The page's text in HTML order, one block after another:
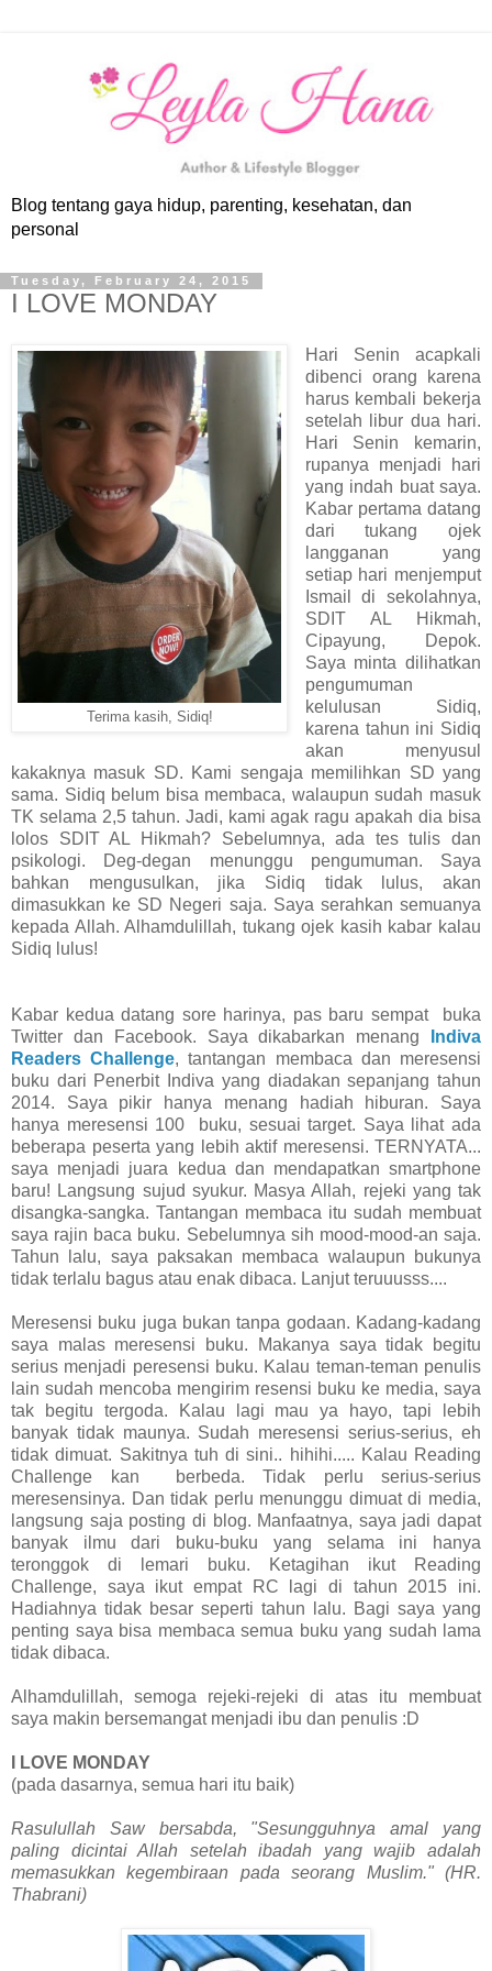
Blog tentang gaya hidup, parenting, kesehatan, dan
personal
Tuesday, February 24, 2015
I LOVE MONDAY
Terima kasih, Sidiq!
Hari Senin acapkali
dibenci orang karena
harus kembali bekerja
setelah libur dua hari.
Hari Senin kemarin,
rupanya menjadi hari
yang indah buat saya.
Kabar pertama datang
dari tukang ojek
langganan yang
setiap hari menjemput
Ismail di sekolahnya,
SDIT AL Hikmah,
Cipayung, Depok.
Saya minta dilihatkan
pengumuman
kelulusan Sidiq,
karena tahun ini Sidiq
akan menyusul
kakaknya masuk SD. Kami sengaja memilihkan SD yang
sama. Sidiq belum bisa membaca, walaupun sudah masuk
TK selama 2,5 tahun. Jadi, kami agak ragu apakah dia bisa
lolos SDIT AL Hikmah? Sebelumnya, ada tes tulis dan
psikologi. Deg-degan menunggu pengumuman. Saya
bahkan mengusulkan, jika Sidiq tidak lulus, akan
dimasukkan ke SD Negeri saja. Saya serahkan semuanya
kepada Allah. Alhamdulillah, tukang ojek kasih kabar kalau
Sidiq lulus!
Kabar kedua datang sore harinya, pas baru sempat buka
Twitter dan Facebook. Saya dikabarkan menang
Indiva
Readers Challenge, tantangan membaca dan meresensi
buku dari Penerbit Indiva yang diadakan sepanjang tahun
2014. Saya pikir hanya menang hadiah hiburan. Saya
hanya meresensi 100 buku, sesuai target. Saya lihat ada
beberapa peserta yang lebih aktif meresensi. TERNYATA...
saya menjadi juara kedua dan mendapatkan smartphone
baru! Langsung sujud syukur. Masya Allah, rejeki yang tak
disangka-sangka. Tantangan membaca itu sudah membuat
saya rajin baca buku. Sebelumnya sih mood-mood-an saja.
Tahun lalu, saya paksakan membaca walaupun bukunya
tidak terlalu bagus atau enak dibaca. Lanjut teruuusss....
Meresensi buku juga bukan tanpa godaan. Kadang-kadang
saya malas meresensi buku. Makanya saya tidak begitu
serius menjadi peresensi buku. Kalau teman-teman penulis
lain sudah mencoba mengirim resensi buku ke media, saya
tak begitu tergoda. Kalau lagi mau ya hayo, tapi lebih
banyak tidak maunya. Sudah meresensi serius-serius, eh
tidak dimuat. Sakitnya tuh di sini.. hihihi..... Kalau Reading
Challenge kan berbeda. Tidak perlu serius-serius
meresensinya. Dan tidak perlu menunggu dimuat di media,
langsung saja posting di blog. Manfaatnya, saya jadi dapat
banyak ilmu dari buku-buku yang selama ini hanya
teronggok di lemari buku. Ketagihan ikut Reading
Challenge, saya ikut empat RC lagi di tahun 2015 ini.
Hadiahnya tidak besar seperti tahun lalu. Bagi saya yang
penting saya bisa membaca semua buku yang sudah lama
tidak dibaca.
Alhamdulillah, semoga rejeki-rejeki di atas itu membuat
saya makin bersemangat menjadi ibu dan penulis :D
I LOVE MONDAY
(pada dasarnya, semua hari itu baik)
Rasulullah Saw bersabda, "Sesungguhnya amal yang
paling dicintai Allah setelah ibadah yang wajib adalah
memasukkan kegembiraan pada seorang Muslim." (HR.
Thabrani)